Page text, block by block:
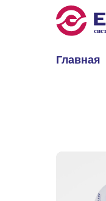
Главная